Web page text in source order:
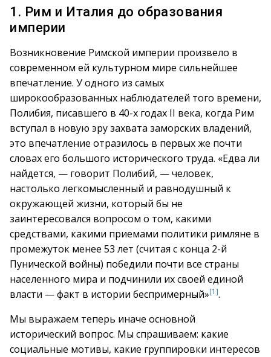
1. Рим и Италия до образования
империи
Возникновение Римской империи произвело в
современном ей культурном мире сильнейшее
впечатление. У одного из самых
широкообразованных наблюдателей того времени,
Полибия, писавшего в 40-х годах II века, когда Рим
вступал в новую эру захвата заморских владений,
это впечатление отразилось в первых же почти
словах его большого исторического труда. «Едва ли
найдется, — говорит Полибий, — человек,
настолько легкомысленный и равнодушный к
окружающей жизни, который бы не
заинтересовался вопросом о том, какими
средствами, какими приемами политики римляне в
промежуток менее 53 лет (считая с конца 2-й
Пунической войны) победили почти все страны
населенного мира и подчинили их своей единой
власти — факт в истории беспримерный»[1].
Мы выражаем теперь иначе основной
исторический вопрос. Мы спрашиваем: какие
социальные мотивы, какие группировки интересов